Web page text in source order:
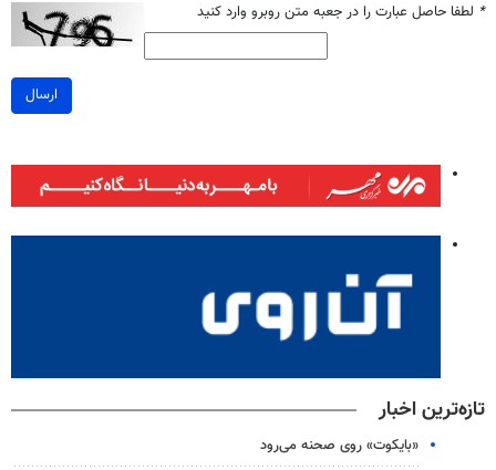
* لطفا حاصل عبارت را در جعبه متن روبرو وارد کنید
ارسال
تازه‌ترین اخبار
«بایکوت» روی صحنه می‌رود